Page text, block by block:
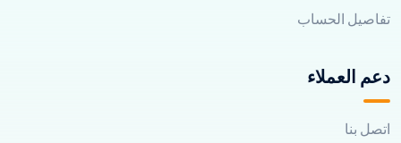
تفاصيل الحساب
دعم العملاء
اتصل بنا